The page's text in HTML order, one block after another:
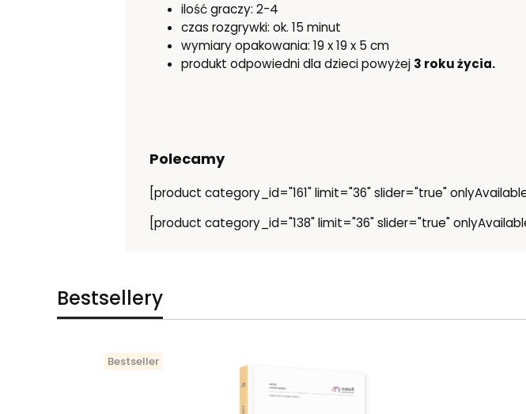
ilość graczy: 2-4
czas rozgrywki: ok. 15 minut
wymiary opakowania: 19 x 19 x 5 cm
produkt odpowiedni dla dzieci powyżej 3 roku życia.
Polecamy
[product category_id="161" limit="36" slider="true"
[product category_id="138" limit="36" slider="true"
Bestsellery
Bestseller